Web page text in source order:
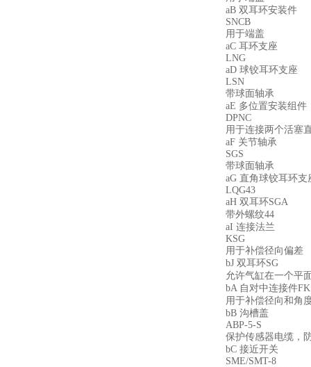
aB 双耳环安装件
SNCB
用于端盖
aC 耳环支座
LNG
aD 球铰耳环支座
LSN
带球面轴承
aE 多位置安装组件
DPNC
用于连接两个活塞
aF 关节轴承
SGS
带球面轴承
aG 直角球铰耳环支
LQG43
aH 双耳环SGA
带外螺纹44
aI 连接法兰
KSG
用于补偿径向偏差
bJ 双耳环SG
允许气缸在一个平
bA 自对中连接件FK
用于补偿径向和角
bB 沟槽盖
ABP-5-S
保护传感器电缆，
bC 接近开关
SME/SMT-8